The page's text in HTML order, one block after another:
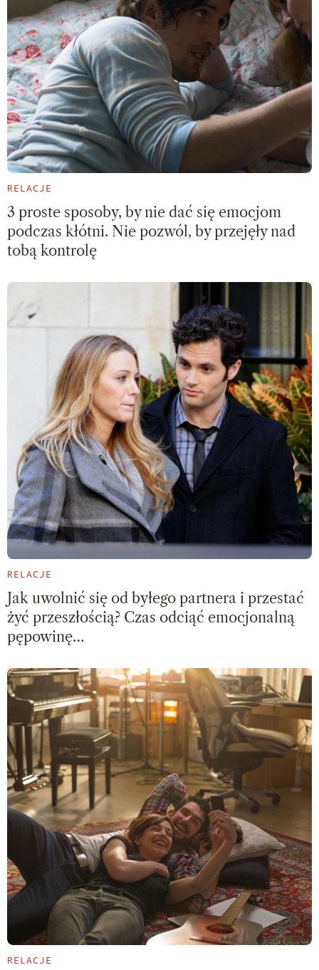
RELACJE
3 proste sposoby, by nie dać się emocjom
podczas kłótni. Nie pozwól, by przejęły nad
tobą kontrolę
RELACJE
Jak uwolnić się od byłego partnera i przestać
żyć przeszłością? Czas odciąć emocjonalną
pępowinę…
RELACJE